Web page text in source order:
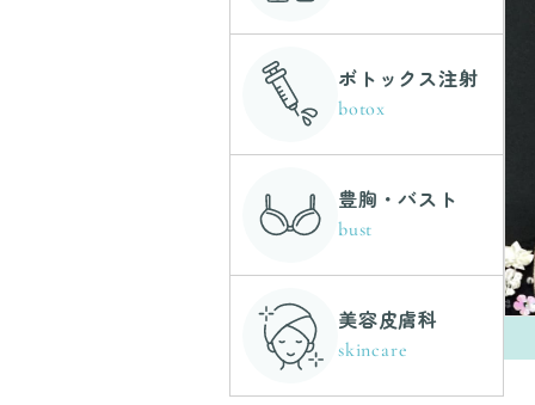
ボトックス注射
botox
豊胸・バスト
bust
美容皮膚科
skincare